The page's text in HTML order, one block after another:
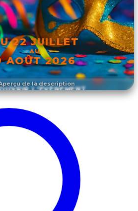
de la description
22 JUILLET
AU
AOÛT 2026
L'ÉVÉNEMENT